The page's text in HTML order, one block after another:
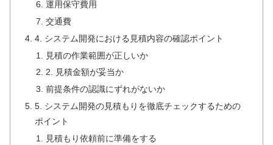
運用保守費用
交通費
4. システム開発における見積内容の確認ポイント
見積の作業範囲が正しいか
2. 見積金額が妥当か
前提条件の認識にずれがないか
5. システム開発の見積もりを徹底チェックするための
ポイント
見積もり依頼前に準備をする